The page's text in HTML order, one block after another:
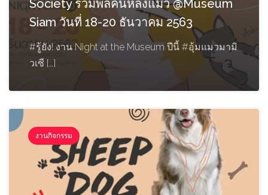
Society รวมพลคนหลงแมว @Museum
Siam วันที่ 18-20 ธันวาคม 2563
#รู้ยัง! งาน Night at the Museum ปีนี้ #อุ้มแมวมามิ
วเซี […]
งานกิจกรรม